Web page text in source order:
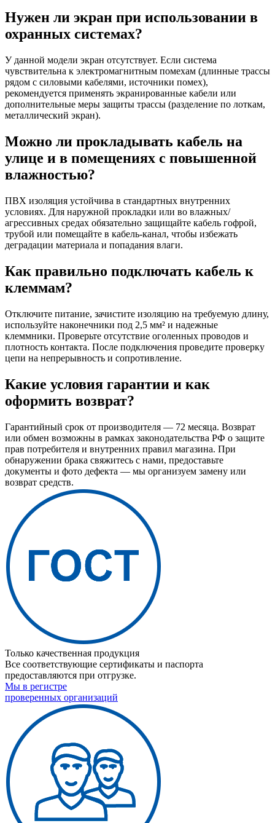
Нужен ли экран при использовании в
охранных системах?
У данной модели экран отсутствует. Если система
чувствительна к электромагнитным помехам (длинные трассы
рядом с силовыми кабелями, источники помех),
рекомендуется применять экранированные кабели или
дополнительные меры защиты трассы (разделение по лоткам,
металлический экран).
Можно ли прокладывать кабель на
улице и в помещениях с повышенной
влажностью?
ПВХ изоляция устойчива в стандартных внутренних
условиях. Для наружной прокладки или во влажных/
агрессивных средах обязательно защищайте кабель гофрой,
трубой или помещайте в кабель-канал, чтобы избежать
деградации материала и попадания влаги.
Как правильно подключать кабель к
клеммам?
Отключите питание, зачистите изоляцию на требуемую длину,
используйте наконечники под 2,5 мм² и надежные
клеммники. Проверьте отсутствие оголенных проводов и
плотность контакта. После подключения проведите проверку
цепи на непрерывность и сопротивление.
Какие условия гарантии и как
оформить возврат?
Гарантийный срок от производителя — 72 месяца. Возврат
или обмен возможны в рамках законодательства РФ о защите
прав потребителя и внутренних правил магазина. При
обнаружении брака свяжитесь с нами, предоставьте
документы и фото дефекта — мы организуем замену или
возврат средств.
Только качественная продукция
Все соответствующие сертификаты и паспорта
предоставляются при отгрузке.
Мы в регистре
проверенных организаций